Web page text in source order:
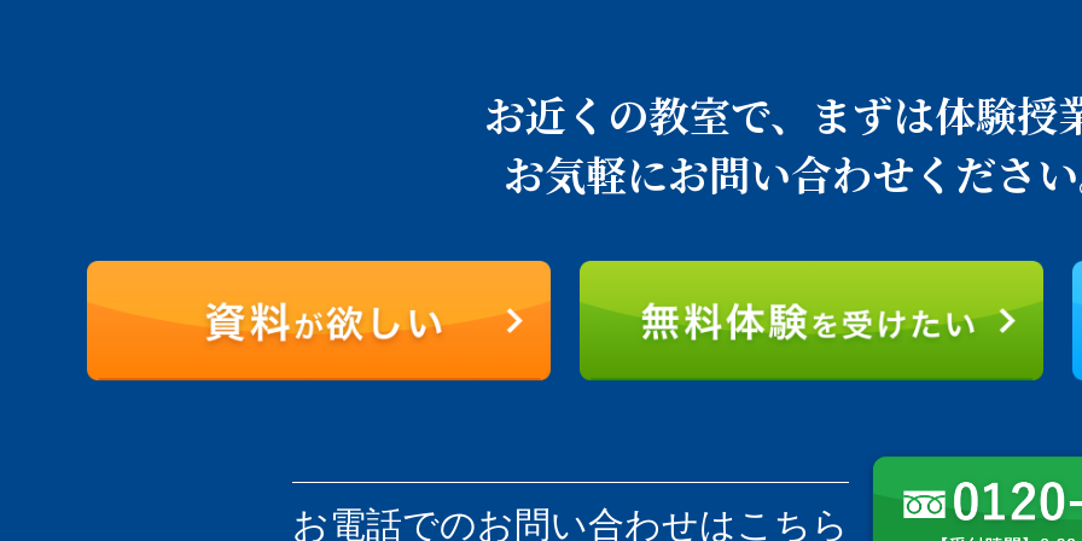
お近くの教室で、 まずは体験授
お気軽にお問い合わせくださ
お電話でのお問い合わせはこちら